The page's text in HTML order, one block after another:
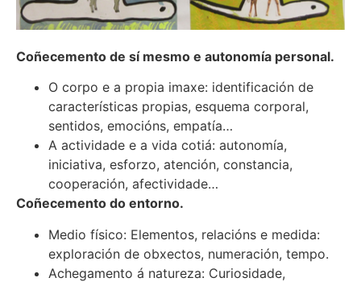
Coñecemento de sí mesmo e autonomía personal.
O corpo e a propia imaxe: identificación de
características propias, esquema corporal,
sentidos, emocións, empatía…
A actividade e a vida cotiá: autonomía,
iniciativa, esforzo, atención, constancia,
cooperación, afectividade…
Coñecemento do entorno.
Medio físico: Elementos, relacións e medida:
exploración de obxectos, numeración, tempo.
Achegamento á natureza: Curiosidade,